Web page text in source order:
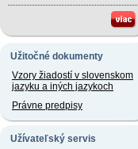
Užitočné dokumenty
Vzory žiadostí v slovenskom
jazyku a iných jazykoch
Právne predpisy
Užívateľský servis